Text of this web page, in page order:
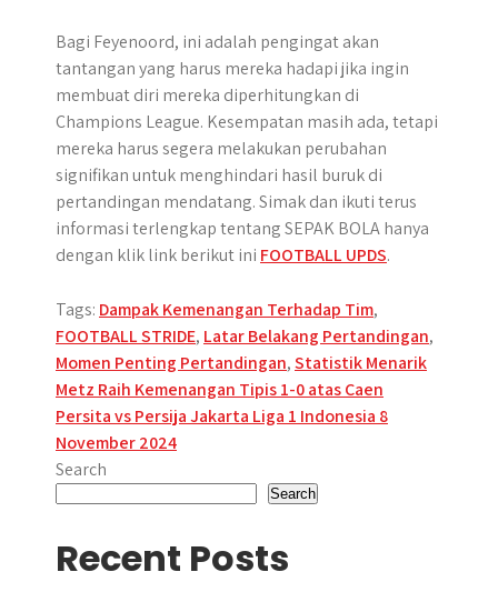
Bagi Feyenoord, ini adalah pengingat akan
tantangan yang harus mereka hadapi jika ingin
membuat diri mereka diperhitungkan di
Champions League. Kesempatan masih ada, tetapi
mereka harus segera melakukan perubahan
signifikan untuk menghindari hasil buruk di
pertandingan mendatang. Simak dan ikuti terus
informasi terlengkap tentang SEPAK BOLA hanya
dengan klik link berikut ini FOOTBALL UPDS.
Tags: Dampak Kemenangan Terhadap Tim,
FOOTBALL STRIDE, Latar Belakang Pertandingan,
Momen Penting Pertandingan,Statistik Menarik
Post
navigation
Metz Raih Kemenangan Tipis 1-0 atas Caen
Persita vs Persija Jakarta Liga 1 Indonesia 8
November 2024
Search
Search
Recent Posts